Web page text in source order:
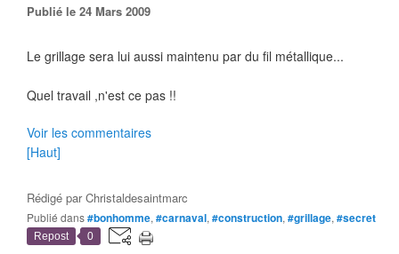
Publié le 24 Mars 2009
Le grillage sera lui aussi maintenu par du fil métallique...
Quel travail ,n'est ce pas !!
Voir les commentaires
[Haut]
Rédigé parChristaldesaintmarc
Publié dans#bonhomme, #carnaval, #construction, #grillage, #secret
Repost 0